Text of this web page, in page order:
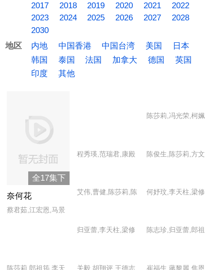
2017
2018 2019 2020 2021
2022
2023
2024 2025 2026 2027
2028
2030
地区
内地 中国香港 中国台湾 美国
日本
韩国
泰国 法国 加拿大 德国
英国
印度
其他
全17集下
奈何花
蔡君茹,江宏恩,马景
陈莎莉,冯光荣,柯姵
娟
程秀瑛,范瑞君,康殿
陈俊生,陈莎莉,方文
学煌,赵永馨
艾伟,曹健,陈莎莉,陈
贤,王淑娟,魏天署,温
何妤玟,李天柱,梁修
洁玫,赵学煌
归亚蕾,李天柱,梁修
陈志珍,归亚蕾,郎祖
陈莎莉,郎祖筠,李天 关毅,胡翔评,王德志, 崔福生,蔣黎麗,焦恩